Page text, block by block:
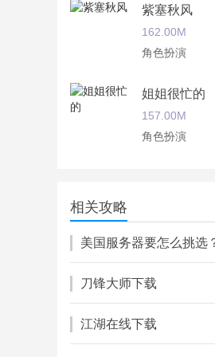
1、其实主要还是策略的
2、比较急性子的玩家可
紫塞秋风
162.00M
角色扮演
姐姐很忙的
157.00M
角色扮演
角色扮演
相关攻略
美国服务器要怎么挑选
刀锋大师下载
江湖在线下载